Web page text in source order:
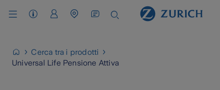
Cerca tra i prodotti
Universal Life Pensione Attiva